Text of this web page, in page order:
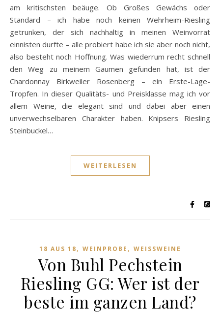
am kritischsten beäuge. Ob Großes Gewächs oder
Standard – ich habe noch keinen Wehrheim-Riesling
getrunken, der sich nachhaltig in meinen Weinvorrat
einnisten durfte – alle probiert habe ich sie aber noch nicht,
also besteht noch Hoffnung. Was wiederrum recht schnell
den Weg zu meinem Gaumen gefunden hat, ist der
Chardonnay Birkweiler Rosenberg – ein Erste-Lage-
Tropfen. In dieser Qualitäts- und Preisklasse mag ich vor
allem Weine, die elegant sind und dabei aber einen
unverwechselbaren Charakter haben. Knipsers Riesling
Steinbuckel…
WEITERLESEN
18 AUS 18, WEINPROBE , WEISSWEINE
Von Buhl Pechstein
Riesling GG: Wer ist der
beste im ganzen Land?